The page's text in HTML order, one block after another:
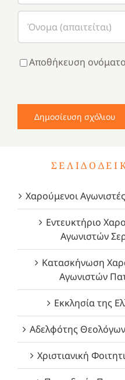
Αποθήκευση
Χαρούμενοι
Εντευκτήριο
Αγωνιστών
Κατασκήνωση
Αγωνιστών
Εκκλησία της
Αδελφότης
Χριστιανική